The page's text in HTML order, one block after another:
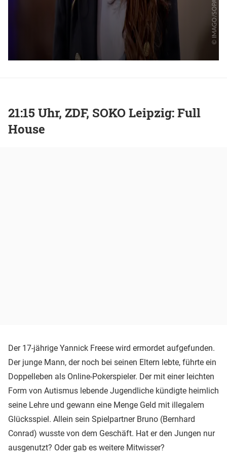
21:15 Uhr, ZDF, SOKO Leipzig: Full
House
Der 17-jährige Yannick Freese wird ermordet aufgefunden.
Der junge Mann, der noch bei seinen Eltern lebte, führte ein
Doppelleben als Online-Pokerspieler. Der mit einer leichten
Form von Autismus lebende Jugendliche kündigte heimlich
seine Lehre und gewann eine Menge Geld mit illegalem
Glücksspiel. Allein sein Spielpartner Bruno (Bernhard
Conrad) wusste von dem Geschäft. Hat er den Jungen nur
ausgenutzt? Oder gab es weitere Mitwisser?